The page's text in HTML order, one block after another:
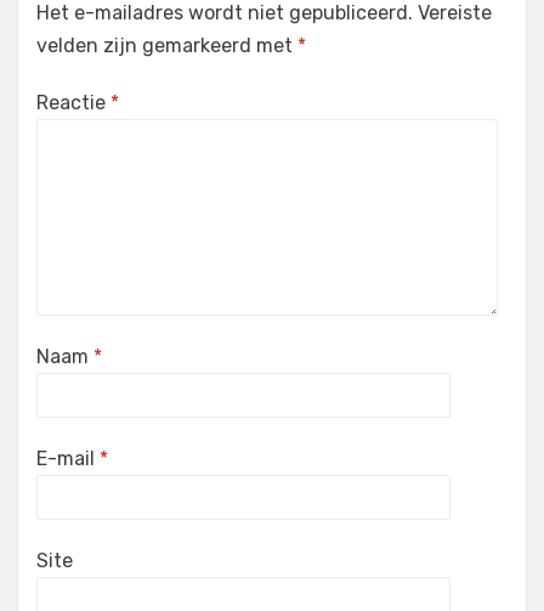
Het e-mailadres wordt niet gepubliceerd. Vereiste
velden zijn gemarkeerd met *
Reactie *
Naam *
E-mail *
Site